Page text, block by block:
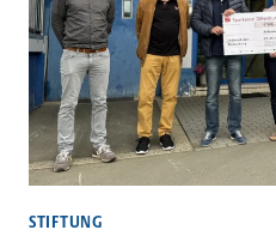
STIFTUNG